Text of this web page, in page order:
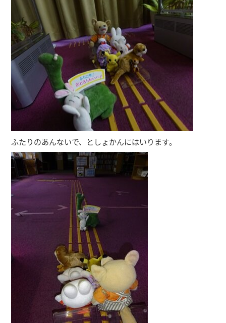
ふたりのあんないで、としょかんにはいります。